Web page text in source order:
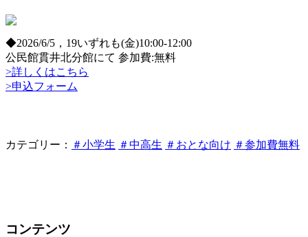
◆2026/6/5，19いずれも(金)10:00-12:00
公民館貫井北分館にて 参加費:無料
>詳しくはこちら
>申込フォーム
カテゴリー： ＃小学生 ＃中高生 ＃おとな向け ＃参加費無料
コンテンツ